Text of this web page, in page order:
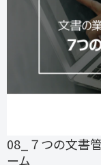
08_７つの文書
ーム